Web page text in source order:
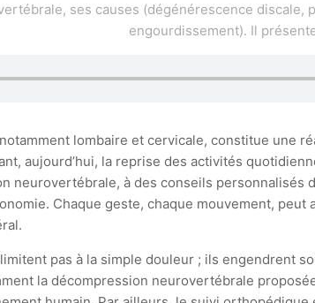
ses causes (dégénérescence
engourdissement). Il
lombaire et cervicale, constitue
aujourd’hui, la reprise des activités
neurovertébrale, à des conseils
Chaque geste, chaque mouvement,
pas à la simple douleur ; ils engendrent
la décompression neurovertébrale